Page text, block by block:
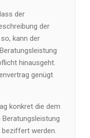
der
der
kann der
hinausgeht.
genügt
konkret die dem
werden.